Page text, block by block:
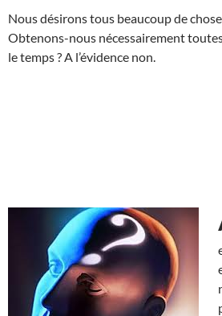
Nous désirons tous beaucoup de
Obtenons-nous nécessairement toutes
le temps ? A l’évidence non.